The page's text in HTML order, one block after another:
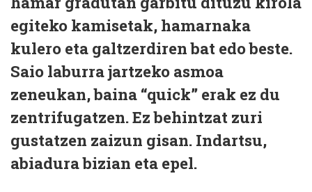
egiteko kamisetak, hamarnaka
kulero eta galtzerdiren bat edo beste.
Saio laburra jartzeko asmoa
zeneukan, baina “quick” erak ez du
zentrifugatzen. Ez behintzat zuri
gustatzen zaizun gisan. Indartsu,
abiadura bizian eta epel.